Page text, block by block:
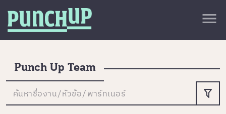
Skip to content
menu
close
Service
Project
Article
ลับด้านบน
Punch Up Team
ค้นหาชื่องาน/หัวข้อ/พาร์ทเนอร์